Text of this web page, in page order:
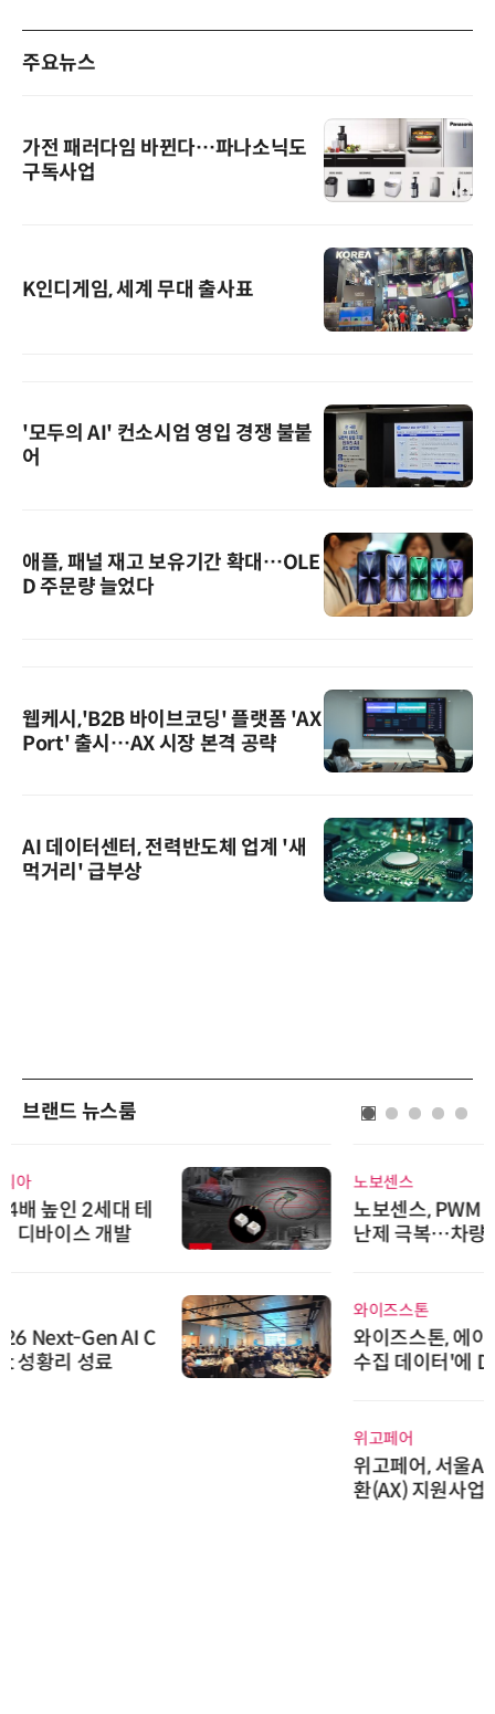
주요뉴스
가전 패러다임 바뀐다…파나소닉도
구독사업
K인디게임, 세계 무대 출사표
'모두의 AI' 컨소시엄 영입 경쟁 불붙
어
애플, 패널 재고 보유기간 확대…OLE
D 주문량 늘었다
웹케시,'B2B 바이브코딩' 플랫폼 'AX
Port' 출시…AX 시장 본격 공략
AI 데이터센터, 전력반도체 업계 '새
먹거리' 급부상
브랜드 뉴스룸
노보센스
노보센스, PWM 고주파 과도 간섭
난제 극복…차량용 전류 감지 증폭
와이즈스톤, 에이데이타 'SCV 기반
수집 데이터'에 DQ인증 최고 등급